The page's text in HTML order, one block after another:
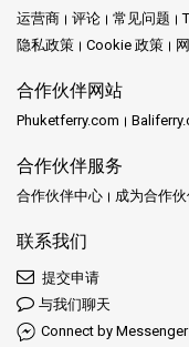
运营商
评论 常见问题
隐私政策
Cookie 政策
合作伙伴网站
Phuketferry.com
合作伙伴服务
合作伙伴中心 成为合作
联系我们
提交申请
与我们聊天
Connect by Messenger